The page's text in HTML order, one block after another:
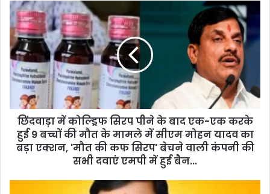
u
r
E
m
a
i
d
छिंदवाड़ा में कोल्ड्रिफ सिरप पीने के बाद एक-एक करके
हुई 9 बच्चों की मौत के मामले में सीएम मोहन यादव का
बड़ा एक्शन, 'मौत की कफ सिरप' बेचने वाली कंपनी की
सभी दवाएं एमपी में हुई बैन...